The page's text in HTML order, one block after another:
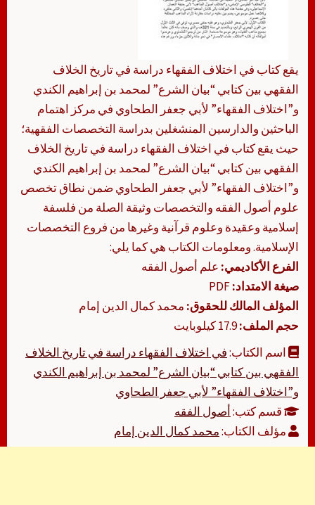
يقع كتاب في اختلاف الفقهاء دراسة في تاريخ الخلاف
الفقهي بين كتابي “بيان الشرع” لمحمد بن إبراهيم الكندي
و”اختلاف الفقهاء” لأبي جعفر الطحاوي في مركز اهتمام
الباحثين والدارسين المنشغلين بدراسة التخصصات الفقهية؛
حيث يقع كتاب في اختلاف الفقهاء دراسة في تاريخ الخلاف
الفقهي بين كتابي “بيان الشرع” لمحمد بن إبراهيم الكندي
و”اختلاف الفقهاء” لأبي جعفر الطحاوي ضمن نطاق تخصص
علوم أصول الفقه والتخصصات وثيقة الصلة من فلسفة
إسلامية وعقيدة وعلوم قرآنية وغيرها من فروع التخصصات
الإسلامية. ومعلومات الكتاب هي كما يلي:
الفرع الأكاديمي: علم أصول الفقه
صيغة الامتداد:
المؤلف المالك للحقوق: محمد كمال الدين إمام
حجم الملف:17.9 كيلوبايت
اسم الكتاب:في اختلاف الفقهاء دراسة في تاريخ الخلاف
الفقهي بين كتابي “بيان الشرع” لمحمد بن إبراهيم الكندي
و”اختلاف الفقهاء” لأبي جعفر الطحاوي
قسم كتب:أصول الفقه
مؤلف الكتاب:محمد كمال الدين إمام